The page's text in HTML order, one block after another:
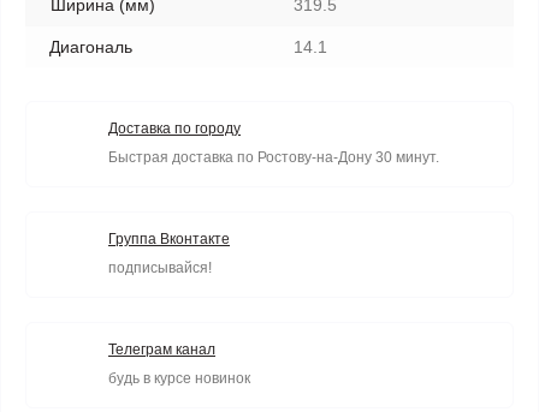
Ширина (мм) 319.5
Диагональ 14.1
Доставка по городу
Быстрая доставка по Ростову-на-Дону 30 минут.
Группа Вконтакте
подписывайся!
Телеграм канал
будь в курсе новинок